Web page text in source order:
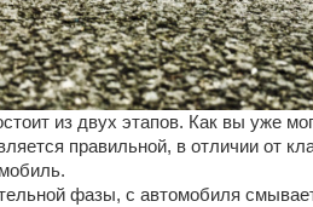
из двух этапов. Как вы уже
правильной, в отличии от
фазы, с автомобиля